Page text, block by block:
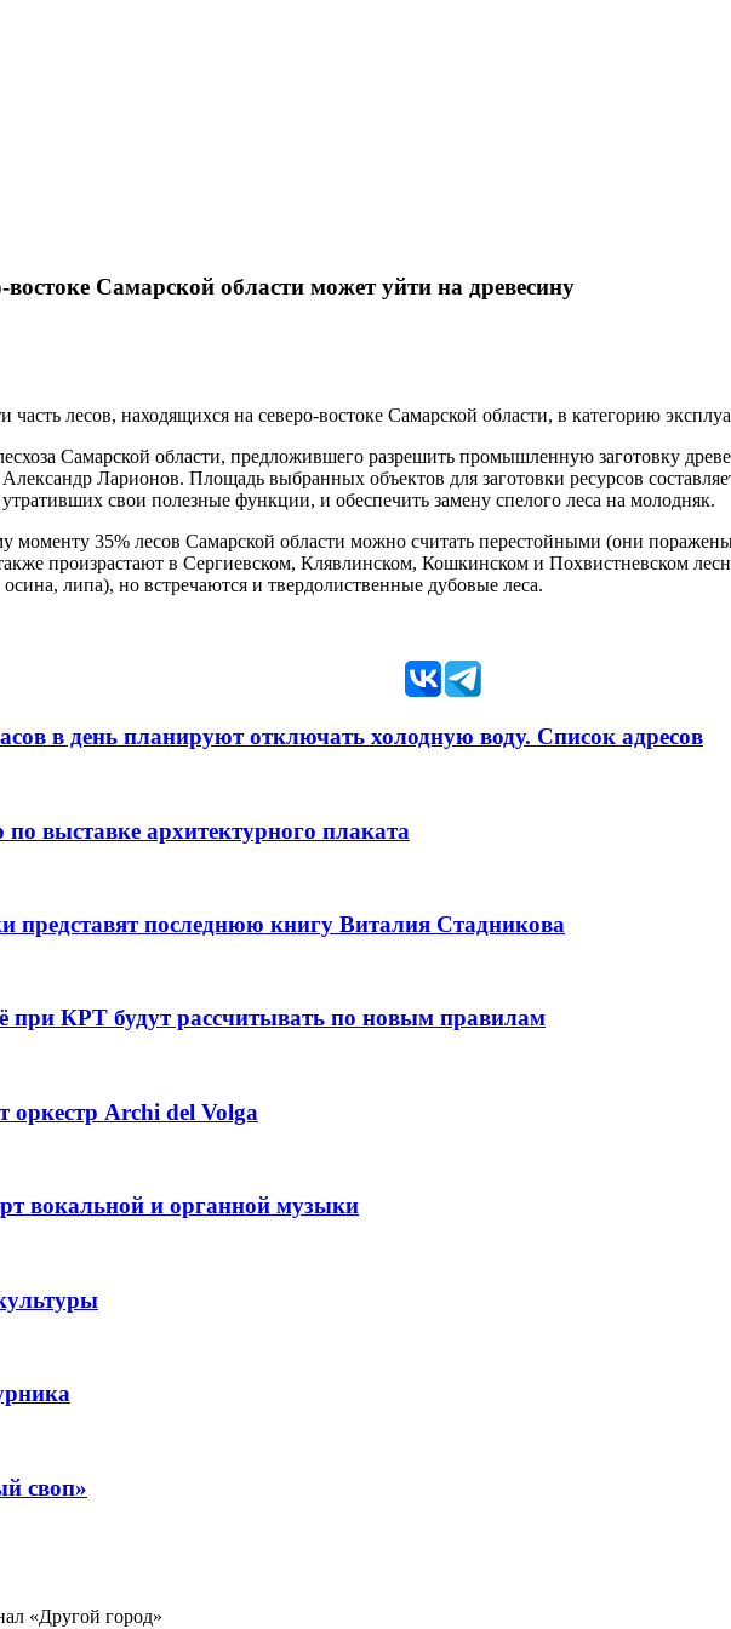
востоке Самарской области может уйти на древесину
лесов, находящихся на северо-востоке Самарской области, в категорию
Самарской области, предложившего разрешить промышленную заготовку
Ларионов. Площадь выбранных объектов для заготовки ресурсов
свои полезные функции, и обеспечить замену спелого леса на молодняк.
моменту 35% лесов Самарской области можно считать перестойными (они
произрастают в Сергиевском, Клявлинском, Кошкинском и Похвистневском
липа), но встречаются и твердолиственные дубовые леса.
в день планируют отключать холодную воду. Список адресов
выставке архитектурного плаката
представят последнюю книгу Виталия Стадникова
при КРТ будут рассчитывать по новым правилам
оркестр Archi del Volga
вокальной и органной музыки
своп»
«Другой город»